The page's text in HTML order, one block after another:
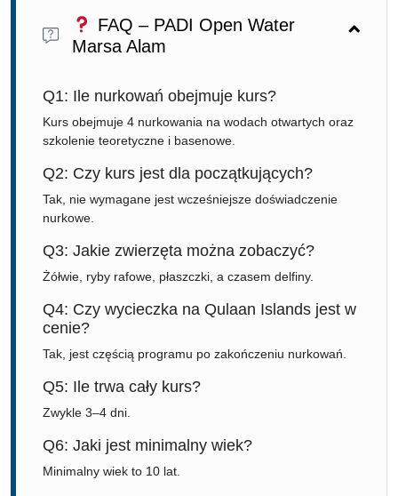
FAQ – PADI Open Water
Marsa Alam
Q1: Ile nurkowań obejmuje kurs?
Kurs obejmuje 4 nurkowania na wodach otwartych oraz
szkolenie teoretyczne i basenowe.
Q2: Czy kurs jest dla początkujących?
Tak, nie wymagane jest wcześniejsze doświadczenie
nurkowe.
Q3: Jakie zwierzęta można zobaczyć?
Żółwie, ryby rafowe, płaszczki, a czasem delfiny.
Q4: Czy wycieczka na Qulaan Islands jest w
cenie?
Tak, jest częścią programu po zakończeniu nurkowań.
Q5: Ile trwa cały kurs?
Zwykle 3–4 dni.
Q6: Jaki jest minimalny wiek?
Minimalny wiek to 10 lat.